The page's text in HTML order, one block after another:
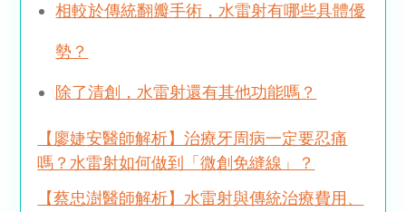
相較於傳統翻瓣手術，水雷射有哪些具體優
勢？
除了清創，水雷射還有其他功能嗎？
【廖婕安醫師解析】治療牙周病一定要忍痛
嗎？水雷射如何做到「微創免縫線」？
【蔡忠澍醫師解析】水雷射與傳統治療費用、